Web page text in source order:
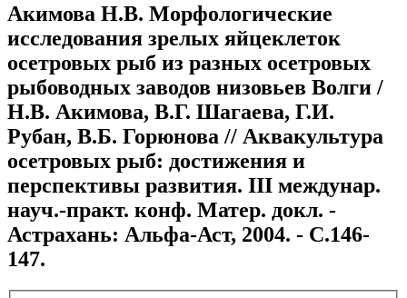
Акимова Н.В. Морфологические
исследования зрелых яйцеклеток
осетровых рыб из разных осетровых
рыбоводных заводов низовьев Волги /
Н.В. Акимова, В.Г. Шагаева, Г.И.
Рубан, В.Б. Горюнова // Аквакультура
осетровых рыб: достижения и
перспективы развития. III междунар.
науч.-практ. конф. Матер. докл. -
Астрахань: Альфа-Аст, 2004. - С.146-
147.